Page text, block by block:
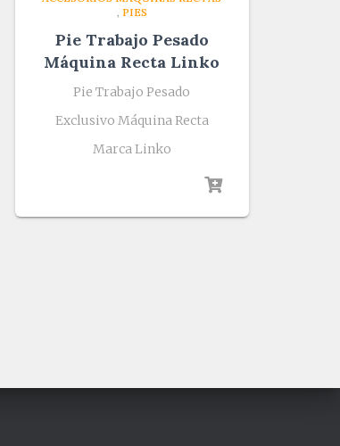
PIES
Pie Trabajo Pesado
Máquina Recta Linko
Pie Trabajo Pesado
Exclusivo Máquina Recta
Marca Linko